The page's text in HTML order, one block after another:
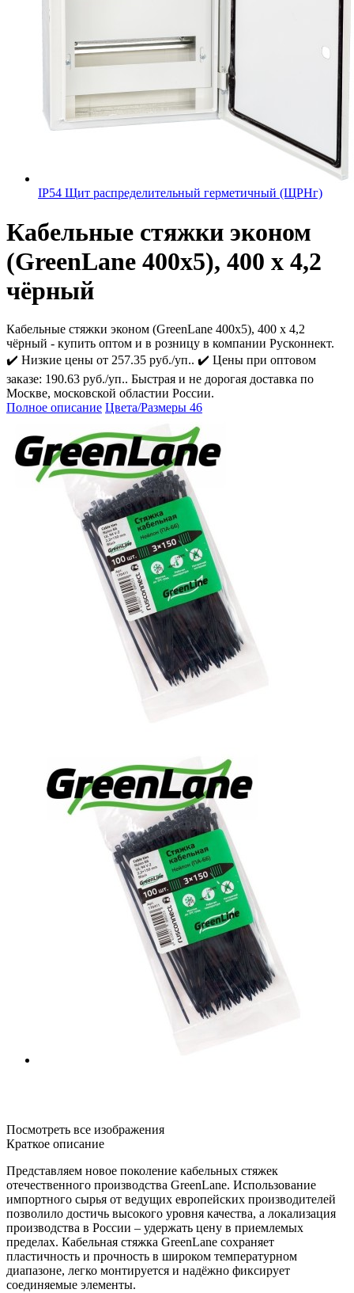
IP54 Щит распределительный герметичный (ЩРНг)
Кабельные стяжки эконом
(GreenLane 400x5), 400 х 4,2
чёрный
Кабельные стяжки эконом (GreenLane 400x5), 400 х 4,2
чёрный - купить оптом и в розницу в компании Русконнект.
✔️ Низкие цены от 257.35 руб./уп.. ✔️ Цены при оптовом
заказе: 190.63 руб./уп.. Быстрая и не дорогая доставка по
Москве, московской областии России.
Полное описание Цвета/Размеры 46
Посмотреть все изображения
Краткое описание
Представляем новое поколение кабельных стяжек
отечественного производства GreenLane. Использование
импортного сырья от ведущих европейских производителей
позволило достичь высокого уровня качества, а локализация
производства в России – удержать цену в приемлемых
пределах. Кабельная стяжка GreenLane сохраняет
пластичность и прочность в широком температурном
диапазоне, легко монтируется и надёжно фиксирует
соединяемые элементы.